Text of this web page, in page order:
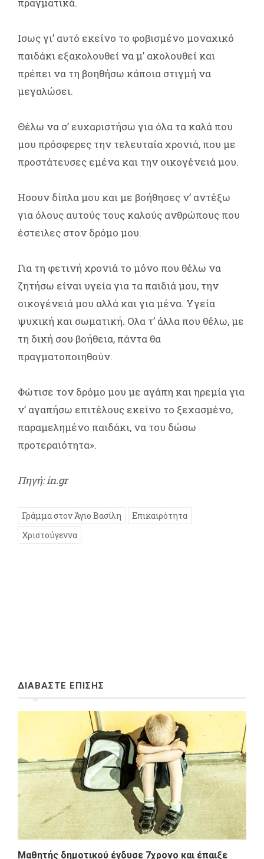
Ισως γι’ αυτό εκείνο το φοβισμένο μοναχικό
παιδάκι εξακολουθεί να μ’ ακολουθεί και
πρέπει να τη βοηθήσω κάποια στιγμή να
μεγαλώσει.
Θέλω να σ’ ευχαριστήσω για όλα τα καλά που
μου πρόσφερες την τελευταία χρονιά, που με
προστάτευσες εμένα και την οικογένειά μου.
Ησουν δίπλα μου και με βοήθησες ν’ αντέξω
για όλους αυτούς τους καλούς ανθρώπους που
έστειλες στον δρόμο μου.
Για τη φετινή χρονιά το μόνο που θέλω να
ζητήσω είναι υγεία για τα παιδιά μου, την
οικογένειά μου αλλά και για μένα. Υγεία
ψυχική και σωματική. Ολα τ’ άλλα που θέλω, με
τη δική σου βοήθεια, πάντα θα
πραγματοποιηθούν.
Φώτισε τον δρόμο μου με αγάπη και ηρεμία για
ν’ αγαπήσω επιτέλους εκείνο το ξεχασμένο,
παραμελημένο παιδάκι, να του δώσω
προτεραιότητα».
Πηγή: in.gr
Γράμμα στον Άγιο Βασίλη
Επικαιρότητα
Χριστούγεννα
ΔΙΑΒΑΣΤΕ ΕΠΙΣΗΣ
Μαθητής δημοτικού έγδυσε 7χρονο και έπαιξε